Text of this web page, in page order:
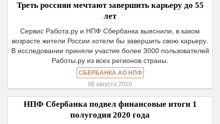
Треть россиян мечтают завершить карьеру до 55
лет
Сервис Работа.ру и НПФ Сбербанка выяснили, в каком
возрасте жители России хотели бы завершить свою карьеру.
В исследовании приняли участие более 3000 пользователей
Работы.ру из всех регионов страны.
СБЕРБАНКА АО НПФ
06 августа 2020
НПФ Сбербанка подвел финансовые итоги 1
полугодия 2020 года